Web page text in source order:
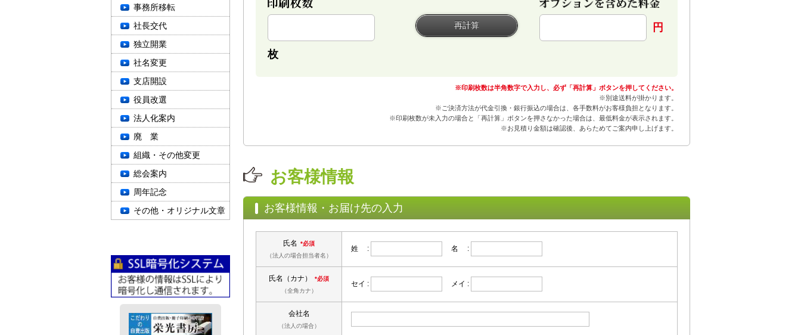
枚
円
※印刷枚数は半角数字で入力し、必ず「再計算」ボタンを押してください。
※別途送料が掛かります。
※ご決済方法が代金引換・銀行振込の場合は、各手数料がお客様負担となります。
※印刷枚数が未入力の場合と「再計算」ボタンを押さなかった場合は、最低料金が表示されます。
※お見積り金額は確認後、あらためてご案内申し上げます。
お客様情報
お客様情報・お届け先の入力
氏名
*必須
（法人の場合担当者名）
姓 : 名 :
氏名（カナ）
*必須
（全角カナ）
セイ : メイ :
会社名
（法人の場合）
事務所移転
社長交代
独立開業
社名変更
支店開設
役員改選
法人化案内
廃 業
組織・その他変更
総会案内
周年記念
その他・オリジナル文章